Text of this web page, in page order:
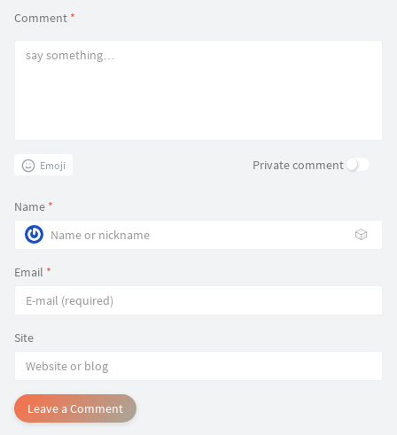
Comment *
Emoji Private comment
Name *
🎲
Email *
Site
Leave a Comment